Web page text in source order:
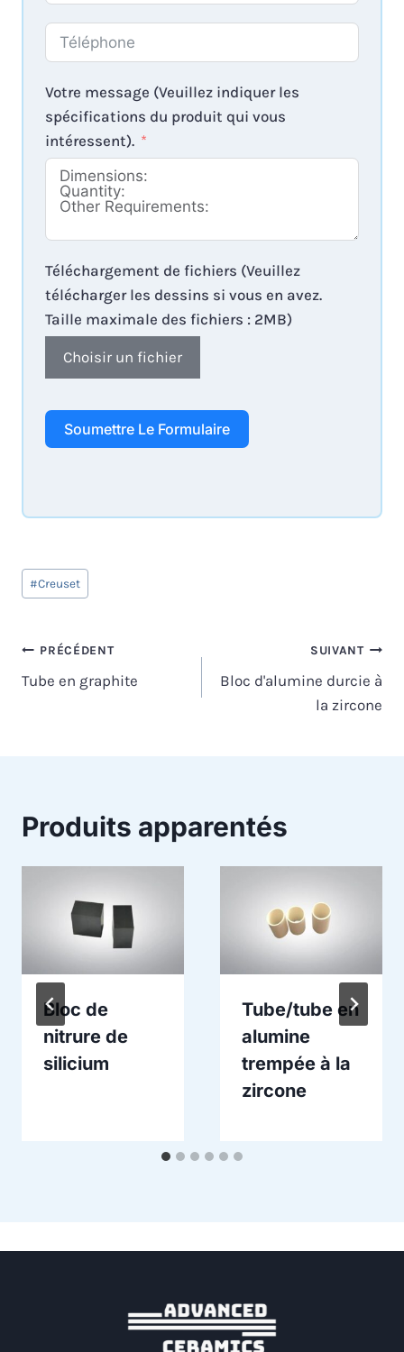
Votre message (Veuillez indiquer les
spécifications du produit qui vous
intéressent).
Téléchargement de fichiers (Veuillez
télécharger les dessins si vous en avez.
Taille maximale des fichiers : 2MB)
Choisir un fichier
Soumettre Le Formulaire
Étiquettes
de
publication :
#Creuset
Navigation
de
PRÉCÉDENT
Tube en graphite
SUIVANT
Bloc d'alumine durcie à
la zircone
Produits apparentés
Bloc de
nitrure de
silicium
Tube/tube en
alumine
trempée à la
zircone